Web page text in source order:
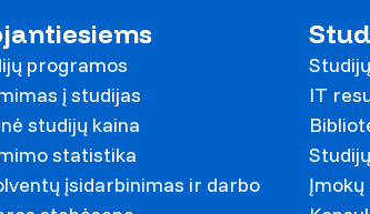
programos
į studijas
studijų kaina
statistika
įsidarbinimas ir darbo
IT